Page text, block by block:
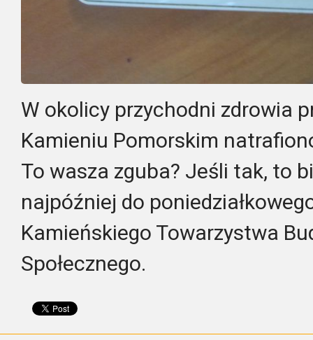
W okolicy przychodni zdrowia
Kamieniu Pomorskim
To wasza zguba? Jeśli tak, to
najpóźniej do
Kamieńskiego Towarzystwa
Społecznego.